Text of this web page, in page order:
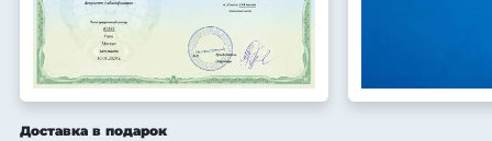
Доставка в подарок